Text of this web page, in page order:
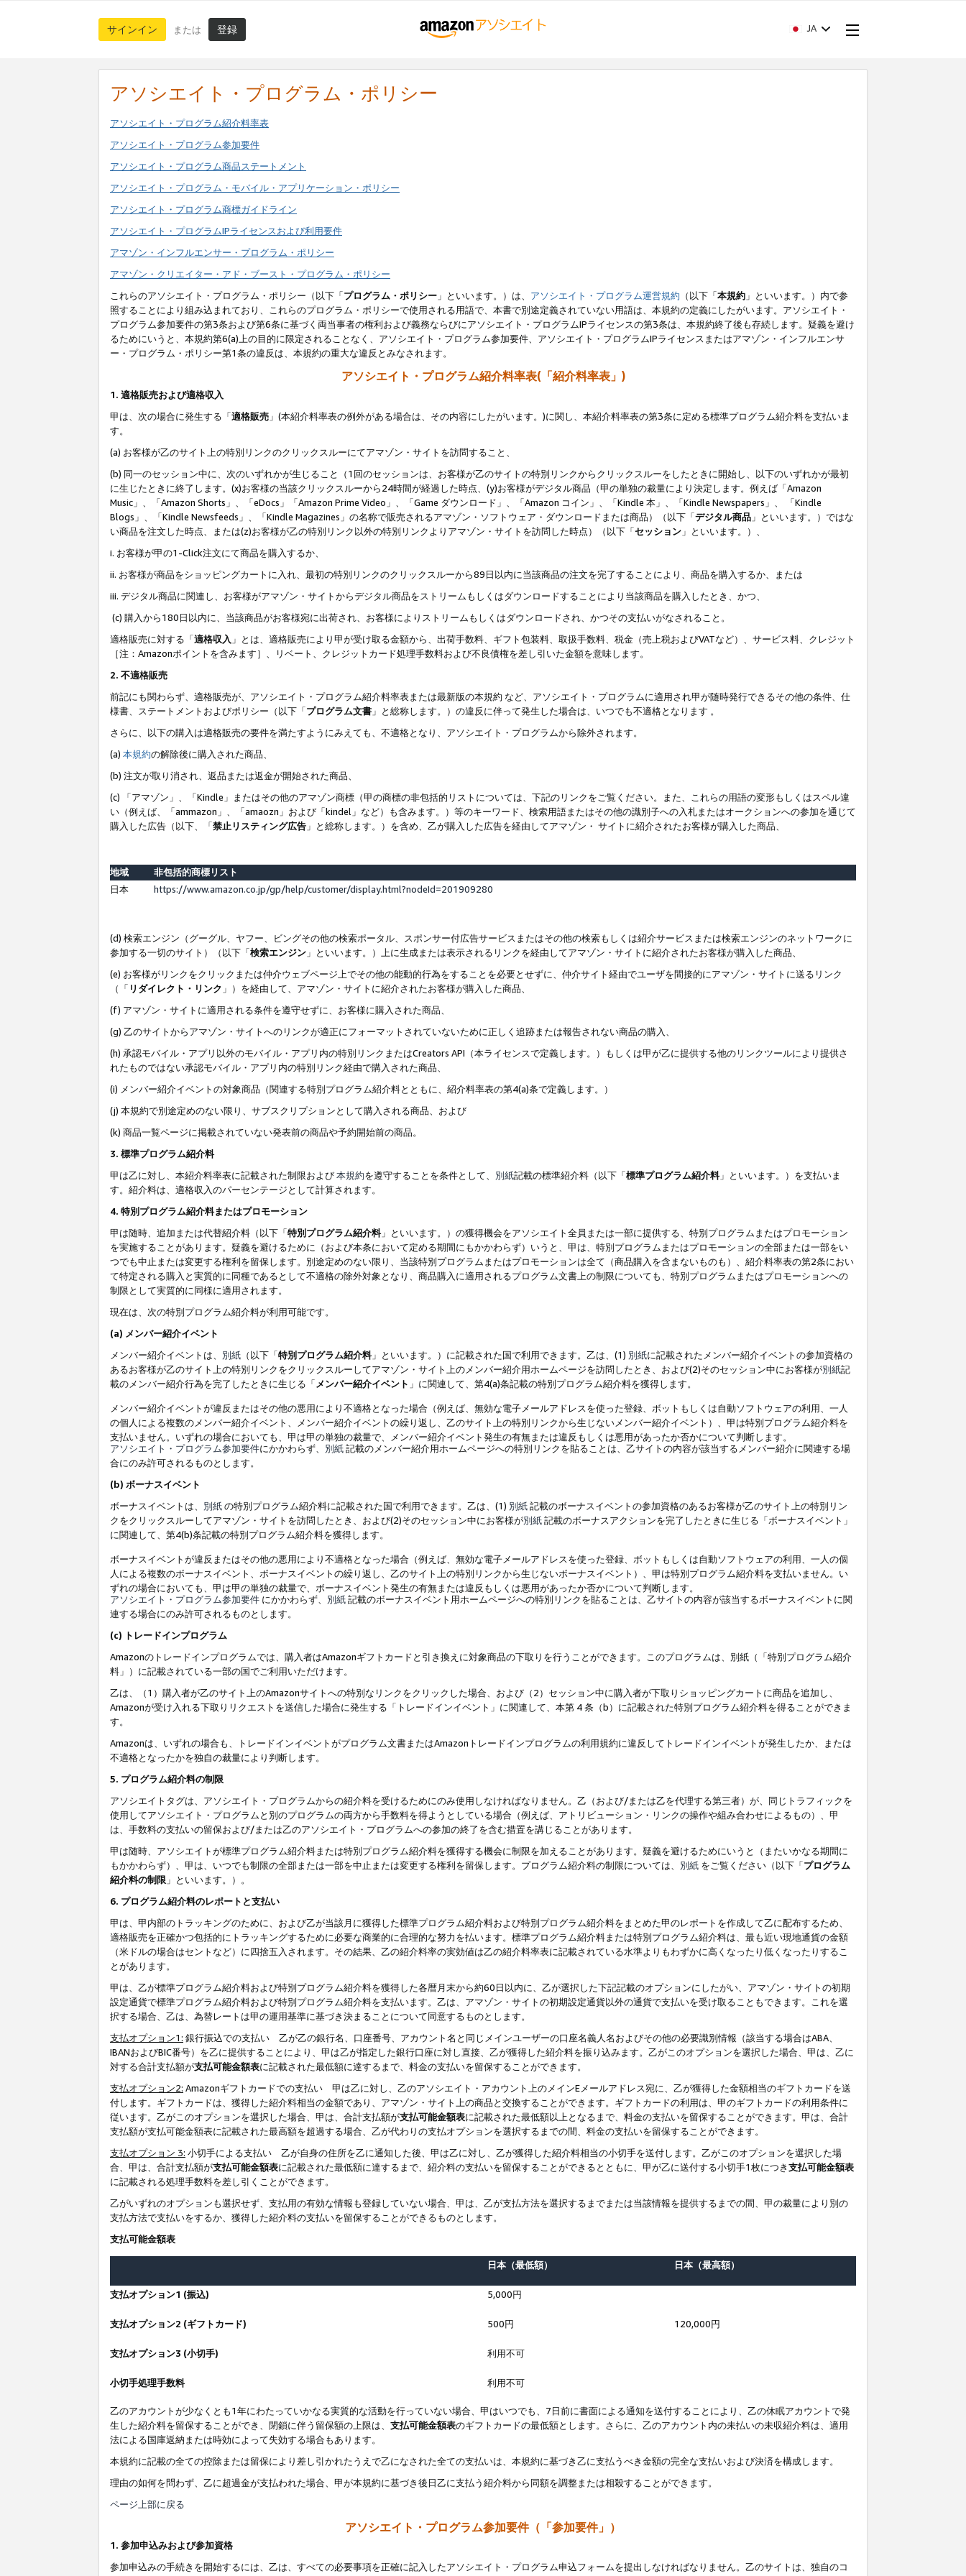
サインイン または 登録 JA
アソシエイト・プログラム・ポリシー
アソシエイト・プログラム紹介料率表
アソシエイト・プログラム参加要件
アソシエイト・プログラム商品ステートメント
アソシエイト・プログラム・モバイル・アプリケーション・ポリシー
アソシエイト・プログラム商標ガイドライン
アソシエイト・プログラムIPライセンスおよび利用要件
アマゾン・インフルエンサー・プログラム・ポリシー
アマゾン・クリエイター・アド・ブースト・プログラム・ポリシー
これらのアソシエイト・プログラム・ポリシー（以下「プログラム・ポリシー 」といいます。）は、 アソシエイト・プログラム運営規約 （以下「本規約 」といいます。）内で参
照することにより組み込まれており、これらのプログラム・ポリシーで使用される用語で、本書で別途定義されていない用語は、本規約の定義にしたがいます。アソシエイト・
プログラム参加要件の第3条および第6条に基づく両当事者の権利および義務ならびにアソシエイト・プログラムIPライセンスの第3条は、本規約終了後も存続します。疑義を避け
るためにいうと、本規約第6(a)上の目的に限定されることなく、アソシエイト・プログラム参加要件、アソシエイト・プログラムIPライセンスまたはアマゾン・インフルエンサ
ー・プログラム・ポリシー第1条の違反は、本規約の重大な違反とみなされます。
アソシエイト・プログラム紹介料率表(「紹介料率表」)
1. 適格販売および適格収入
甲は、次の場合に発生する「適格販売 」(本紹介料率表の例外がある場合は、その内容にしたがいます。)に関し、本紹介料率表の第3条に定める標準プログラム紹介料を支払いま
す。
(a) お客様が乙のサイト上の特別リンクのクリックスルーにてアマゾン・サイトを訪問すること、
(b) 同一のセッション中に、次のいずれかが生じること（1回のセッションは、お客様が乙のサイトの特別リンクからクリックスルーをしたときに開始し、以下のいずれかが最初
に生じたときに終了します。(x)お客様の当該クリックスルーから24時間が経過した時点、(y)お客様がデジタル商品（甲の単独の裁量により決定します。例えば「Amazon
Music」、「Amazon Shorts」、「eDocs」「Amazon Prime Video」、「Game ダウンロード」、「Amazon コイン」、「Kindle 本」、「Kindle Newspapers」、 「Kindle
Blogs」、「Kindle Newsfeeds」、「Kindle Magazines」の名称で販売されるアマゾン・ソフトウェア・ダウンロードまたは商品）（以下「デジタル商品 」といいます。）ではな
い商品を注文した時点、または(z)お客様が乙の特別リンク以外の特別リンクよりアマゾン・サイトを訪問した時点）（以下「セッション 」といいます。）、
i. お客様が甲の1-Click注文にて商品を購入するか、
ii. お客様が商品をショッピングカートに入れ、最初の特別リンクのクリックスルーから89日以内に当該商品の注文を完了することにより、商品を購入するか、または
iii. デジタル商品に関連し、お客様がアマゾン・サイトからデジタル商品をストリームもしくはダウンロードすることにより当該商品を購入したとき、かつ、
(c) 購入から180日以内に、当該商品がお客様宛に出荷され、お客様によりストリームもしくはダウンロードされ、かつその支払いがなされること。
適格販売に対する「適格収入 」とは、適格販売により甲が受け取る金額から、出荷手数料、ギフト包装料、取扱手数料、税金（売上税およびVATなど）、サービス料、クレジット
［注：Amazonポイントを含みます］、リベート、クレジットカード処理手数料および不良債権を差し引いた金額を意味します。
2. 不適格販売
前記にも関わらず、適格販売が、アソシエイト・プログラム紹介料率表または最新版の本規約 など、アソシエイト・プログラムに適用され甲が随時発行できるその他の条件、仕
様書、ステートメントおよびポリシー（以下「プログラム文書 」と総称します。）の違反に伴って発生した場合は、いつでも不適格となります 。
さらに、以下の購入は適格販売の要件を満たすようにみえても、不適格となり、アソシエイト・プログラムから除外されます。
(a) 本規約の解除後に購入された商品、
(b) 注文が取り消され、返品または返金が開始された商品、
(c) 「アマゾン」、「Kindle」またはその他のアマゾン商標（甲の商標の非包括的リストについては、下記のリンクをご覧ください。また、これらの用語の変形もしくはスペル違
い（例えば、「ammazon」、「amaozn」および「kindel」など）も含みます。）等のキーワード、検索用語またはその他の識別子への入札またはオークションへの参加を通じて
購入した広告（以下、「禁止リスティング広告 」と総称します。）を含め、乙が購入した広告を経由してアマゾン・ サイトに紹介されたお客様が購入した商品、
地域
非包括的商標リスト
日本
https://www.amazon.co.jp/gp/help/customer/display.html?nodeId=201909280
(d) 検索エンジン（グーグル、ヤフー、ビングその他の検索ポータル、スポンサー付広告サービスまたはその他の検索もしくは紹介サービスまたは検索エンジンのネットワークに
参加する一切のサイト）（以下「検索エンジン 」といいます。）上に生成または表示されるリンクを経由してアマゾン・サイトに紹介されたお客様が購入した商品、
(e) お客様がリンクをクリックまたは仲介ウェブページ上でその他の能動的行為をすることを必要とせずに、仲介サイト経由でユーザを間接的にアマゾン・サイトに送るリンク
（「 リダイレクト・リンク 」）を経由して、アマゾン・サイトに紹介されたお客様が購入した商品、
(f) アマゾン・サイトに適用される条件を遵守せずに、お客様に購入された商品、
(g) 乙のサイトからアマゾン・サイトへのリンクが適正にフォーマットされていないために正しく追跡または報告されない商品の購入、
(h) 承認モバイル・アプリ以外のモバイル・アプリ内の特別リンクまたはCreators API（本ライセンスで定義します。）もしくは甲が乙に提供する他のリンクツールにより提供さ
れたものではない承認モバイル・アプリ内の特別リンク経由で購入された商品、
(i) メンバー紹介イベントの対象商品（関連する特別プログラム紹介料とともに、紹介料率表の第4(a)条で定義します。）
(j) 本規約で別途定めのない限り、サブスクリプションとして購入される商品、および
(k) 商品一覧ページに掲載されていない発表前の商品や予約開始前の商品。
3. 標準プログラム紹介料
甲は乙に対し、本紹介料率表に記載された制限および本規約を遵守することを条件として、 別紙記載の標準紹介料（以下「標準プログラム紹介料」といいます。）を支払いま
す。紹介料は、適格収入のパーセンテージとして計算されます。
4. 特別プログラム紹介料またはプロモーション
甲は随時、追加または代替紹介料（以下「特別プログラム紹介料」といいます。）の獲得機会をアソシエイト全員または一部に提供する、特別プログラムまたはプロモーション
を実施することがあります。疑義を避けるために（および本条において定める期間にもかかわらず）いうと、甲は、特別プログラムまたはプロモーションの全部または一部をい
つでも中止または変更する権利を留保します。別途定めのない限り、当該特別プログラムまたはプロモーションは全て（商品購入を含まないものも）、紹介料率表の第2条におい
て特定される購入と実質的に同種であるとして不適格の除外対象となり、商品購入に適用されるプログラム文書上の制限についても、特別プログラムまたはプロモーションへの
制限として実質的に同様に適用されます。
現在は、次の特別プログラム紹介料が利用可能です。
(a) メンバー紹介イベント
メンバー紹介イベントは、 別紙 （以下「特別プログラム紹介料」といいます。）に記載された国で利用できます。乙は、(1) 別紙に記載されたメンバー紹介イベントの参加資格の
あるお客様が乙のサイト上の特別リンクをクリックスルーしてアマゾン・サイト上のメンバー紹介用ホームページを訪問したとき、および(2)そのセッション中にお客様が別紙記
載のメンバー紹介行為を完了したときに生じる「 メンバー紹介イベント 」に関連して、第4(a)条記載の特別プログラム紹介料を獲得します。
メンバー紹介イベントが違反またはその他の悪用により不適格となった場合（例えば、無効な電子メールアドレスを使った登録、ボットもしくは自動ソフトウェアの利用、一人
の個人による複数のメンバー紹介イベント、メンバー紹介イベントの繰り返し、乙のサイト上の特別リンクから生じないメンバー紹介イベント）、甲は特別プログラム紹介料を
支払いません。いずれの場合においても、甲は甲の単独の裁量で、メンバー紹介イベント発生の有無または違反もしくは悪用があったか否かについて判断します。
アソシエイト・プログラム参加要件にかかわらず、 別紙記載のメンバー紹介用ホームページへの特別リンクを貼ることは、乙サイトの内容が該当するメンバー紹介に関連する場
合にのみ許可されるものとします。
(b) ボーナスイベント
ボーナスイベントは、 別紙の特別プログラム紹介料に記載された国で利用できます。乙は、(1) 別紙記載のボーナスイベントの参加資格のあるお客様が乙のサイト上の特別リン
クをクリックスルーしてアマゾン・サイトを訪問したとき、および(2)そのセッション中にお客様が別紙記載のボーナスアクションを完了したときに生じる「ボーナスイベント」
に関連して、第4(b)条記載の特別プログラム紹介料を獲得します。
ボーナスイベントが違反またはその他の悪用により不適格となった場合（例えば、無効な電子メールアドレスを使った登録、ボットもしくは自動ソフトウェアの利用、一人の個
人による複数のボーナスイベント、ボーナスイベントの繰り返し、乙のサイト上の特別リンクから生じないボーナスイベント）、甲は特別プログラム紹介料を支払いません。い
ずれの場合においても、甲は甲の単独の裁量で、ボーナスイベント発生の有無または違反もしくは悪用があったか否かについて判断します。
アソシエイト・プログラム参加要件 にかかわらず、 別紙記載のボーナスイベント用ホームページへの特別リンクを貼ることは、乙サイトの内容が該当するボーナスイベントに関
連する場合にのみ許可されるものとします。
(c) トレードインプログラム
Amazonのトレードインプログラムでは、購入者はAmazonギフトカードと引き換えに対象商品の下取りを行うことができます。このプログラムは、別紙（「特別プログラム紹介
料」）に記載されている一部の国でご利用いただけます。
乙は、（1）購入者が乙のサイト上のAmazonサイトへの特別なリンクをクリックした場合、および（2）セッション中に購入者が下取りショッピングカートに商品を追加し、
Amazonが受け入れる下取りリクエストを送信した場合に発生する「トレードインイベント」に関連して、本第 4 条（b）に記載された特別プログラム紹介料を得ることができま
す。
Amazonは、いずれの場合も、トレードインイベントがプログラム文書またはAmazonトレードインプログラムの利用規約に違反してトレードインイベントが発生したか、または
不適格となったかを独自の裁量により判断します。
5. プログラム紹介料の制限
アソシエイトタグは、アソシエイト・プログラムからの紹介料を受けるためにのみ使用しなければなりません。乙（および/または乙を代理する第三者）が、同じトラフィックを
使用してアソシエイト・プログラムと別のプログラムの両方から手数料を得ようとしている場合（例えば、アトリビューション・リンクの操作や組み合わせによるもの）、甲
は、手数料の支払いの留保および/または乙のアソシエイト・プログラムへの参加の終了を含む措置を講じることがあります。
甲は随時、アソシエイトが標準プログラム紹介料または特別プログラム紹介料を獲得する機会に制限を加えることがあります。疑義を避けるためにいうと（またいかなる期間に
もかかわらず）、甲は、いつでも制限の全部または一部を中止または変更する権利を留保します。プログラム紹介料の制限については、 別紙 をご覧ください（以下「プログラム
紹介料の制限 」といいます。）。
6. プログラム紹介料のレポートと支払い
甲は、甲内部のトラッキングのために、および乙が当該月に獲得した標準プログラム紹介料および特別プログラム紹介料をまとめた甲のレポートを作成して乙に配布するため、
適格販売を正確かつ包括的にトラッキングするために必要な商業的に合理的な努力を払います。標準プログラム紹介料または特別プログラム紹介料は、最も近い現地通貨の金額
（米ドルの場合はセントなど）に四捨五入されます。その結果、乙の紹介料率の実効値は乙の紹介料率表に記載されている水準よりもわずかに高くなったり低くなったりするこ
とがあります。
甲は、乙が標準プログラム紹介料および特別プログラム紹介料を獲得した各暦月末から約60日以内に、乙が選択した下記記載のオプションにしたがい、アマゾン・サイトの初期
設定通貨で標準プログラム紹介料および特別プログラム紹介料を支払います。乙は、アマゾン・サイトの初期設定通貨以外の通貨で支払いを受け取ることもできます。これを選
択する場合、乙は、為替レートは甲の運用基準に基づき決まることについて同意するものとします。
支払オプション1: 銀行振込での支払い 乙が乙の銀行名、口座番号、アカウント名と同じメインユーザーの口座名義人名およびその他の必要識別情報（該当する場合はABA、
IBANおよびBIC番号）を乙に提供することにより、甲は乙が指定した銀行口座に対し直接、乙が獲得した紹介料を振り込みます。乙がこのオプションを選択した場合、甲は、乙に
対する合計支払額が支払可能金額表に記載された最低額に達するまで、料金の支払いを留保することができます。
支払オプション2: Amazonギフトカードでの支払い 甲は乙に対し、乙のアソシエイト・アカウント上のメインEメールアドレス宛に、乙が獲得した金額相当のギフトカードを送
付します。ギフトカードは、獲得した紹介料相当の金額であり、アマゾン・サイト上の商品と交換することができます。ギフトカードの利用は、甲のギフトカードの利用条件に
従います。乙がこのオプションを選択した場合、甲は、合計支払額が支払可能金額表に記載された最低額以上となるまで、料金の支払いを留保することができます。甲は、合計
支払額が支払可能金額表に記載された最高額を超過する場合、乙が代わりの支払オプションを選択するまでの間、料金の支払いを留保することができます。
支払オプション 3: 小切手による支払い 乙が自身の住所を乙に通知した後、甲は乙に対し、乙が獲得した紹介料相当の小切手を送付します。乙がこのオプションを選択した場
合、甲は、合計支払額が支払可能金額表に記載された最低額に達するまで、紹介料の支払いを留保することができるとともに、甲が乙に送付する小切手1枚につき支払可能金額表
に記載される処理手数料を差し引くことができます。
乙がいずれのオプションも選択せず、支払用の有効な情報も登録していない場合、甲は、乙が支払方法を選択するまでまたは当該情報を提供するまでの間、甲の裁量により別の
支払方法で支払いをするか、獲得した紹介料の支払いを留保することができるものとします。
支払可能金額表
日本（最低額） 日本（最高額）
支払オプション1 (振込) 5,000円
支払オプション2 (ギフトカード) 500円 120,000円
支払オプション3 (小切手) 利用不可
小切手処理手数料 利用不可
乙のアカウントが少なくとも1年にわたっていかなる実質的な活動を行っていない場合、甲はいつでも、7日前に書面による通知を送付することにより、乙の休眠アカウントで発
生した紹介料を留保することができ、閉鎖に伴う留保額の上限は、 支払可能金額表のギフトカードの最低額とします。さらに、乙のアカウント内の未払いの未収紹介料は、適用
法による国庫返納または時効によって失効する場合もあります。
本規約に記載の全ての控除または留保により差し引かれたうえで乙になされた全ての支払いは、本規約に基づき乙に支払うべき金額の完全な支払いおよび決済を構成します。
理由の如何を問わず、乙に超過金が支払われた場合、甲が本規約に基づき後日乙に支払う紹介料から同額を調整または相殺することができます。
ページ上部に戻る
アソシエイト・プログラム参加要件（「参加要件」）
1. 参加申込みおよび参加資格
参加申込みの手続きを開始するには、乙は、すべての必要事項を正確に記入したアソシエイト・プログラム申込フォームを提出しなければなりません。乙のサイトは、独自のコ